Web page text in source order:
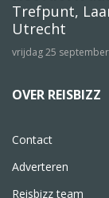
Trefpunt,
Utrecht
vrijdag 25
OVER REISBIZZ
Contact
Adverteren
Reisbizz team